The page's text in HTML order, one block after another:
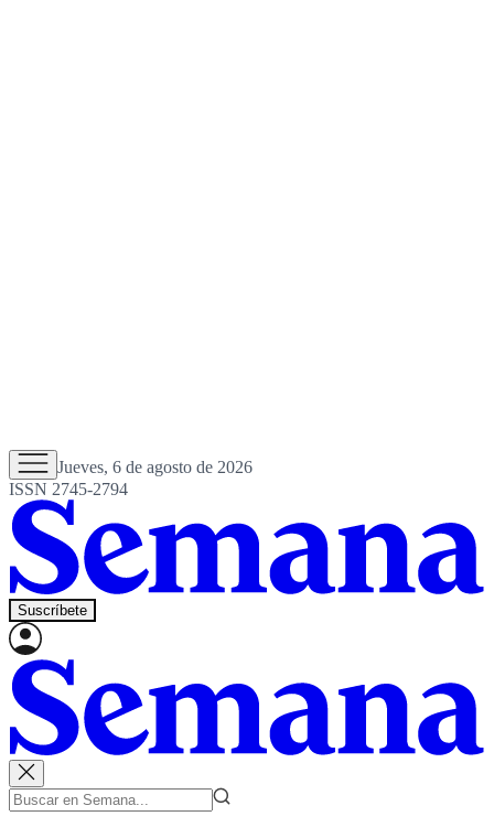
Jueves, 6 de agosto de 2026
ISSN 2745-2794
Suscríbete